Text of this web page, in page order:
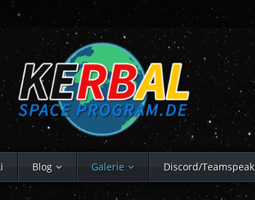
Blog Galerie Discord/Teamspeak